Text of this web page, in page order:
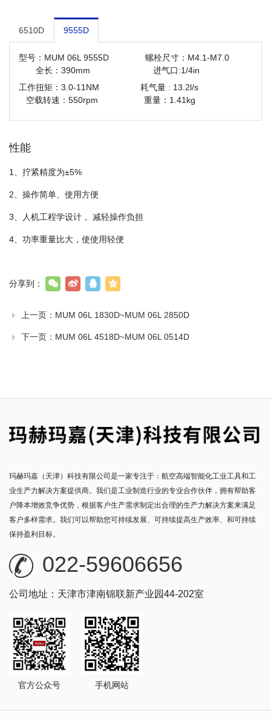
6510D 9555D
型号：MUM 06L 9555D 螺栓尺寸：M4.1-M7.0
全长：390mm 进气口:1/4in
工作扭矩：3.0-11NM 耗气量 : 13.2l/s
空载转速：550rpm 重量：1.41kg
性能
1、拧紧精度为±5%
2、操作简单、使用方便
3、人机工程学设计， 减轻操作负担
4、功率重量比大，使使用轻便
上一页： MUM 06L 1830D~MUM 06L 2850D
下一页： MUM 06L 4518D~MUM 06L 0514D
分享到：
玛赫玛嘉（天津）科技有限公司是一家专注于：航空高端智能化工业工具和工
业生产力解决方案提供商。我们是工业制造行业的专业合作伙伴，拥有帮助客
户降本增效竞争优势，根据客户生产需求制定出合理的生产力解决方案来满足
客户多样需求。我们可以帮助您可持续发展、可持续提高生产效率、和可持续
保持盈利目标。
022-59606656
公司地址：天津市津南锦联新产业园44-202室
官方公众号 手机网站